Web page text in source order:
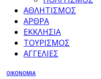
ΑΘΛΗΤΙΣΜΟΣ
ΑΡΘΡΑ
ΕΚΚΛΗΣΙΑ
ΤΟΥΡΙΣΜΟΣ
ΑΓΓΕΛΙΕΣ
ΟΙΚΟΝΟΜΙΑ